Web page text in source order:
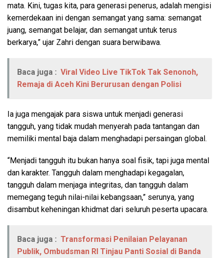
mata. Kini, tugas kita, para generasi penerus, adalah mengisi
kemerdekaan ini dengan semangat yang sama: semangat
juang, semangat belajar, dan semangat untuk terus
berkarya,” ujar Zahri dengan suara berwibawa.
Baca juga : Viral Video Live TikTok Tak Senonoh,
Remaja di Aceh Kini Berurusan dengan Polisi
Ia juga mengajak para siswa untuk menjadi generasi
tangguh, yang tidak mudah menyerah pada tantangan dan
memiliki mental baja dalam menghadapi persaingan global.
“Menjadi tangguh itu bukan hanya soal fisik, tapi juga mental
dan karakter. Tangguh dalam menghadapi kegagalan,
tangguh dalam menjaga integritas, dan tangguh dalam
memegang teguh nilai-nilai kebangsaan,” serunya, yang
disambut keheningan khidmat dari seluruh peserta upacara.
Baca juga : Transformasi Penilaian Pelayanan
Publik, Ombudsman RI Tinjau Panti Sosial di Banda